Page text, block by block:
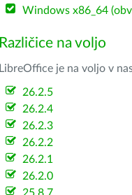
Windows x86_64
Različice na voljo
LibreOffice je na voljo v
26.2.5
26.2.4
26.2.3
26.2.2
26.2.1
26.2.0